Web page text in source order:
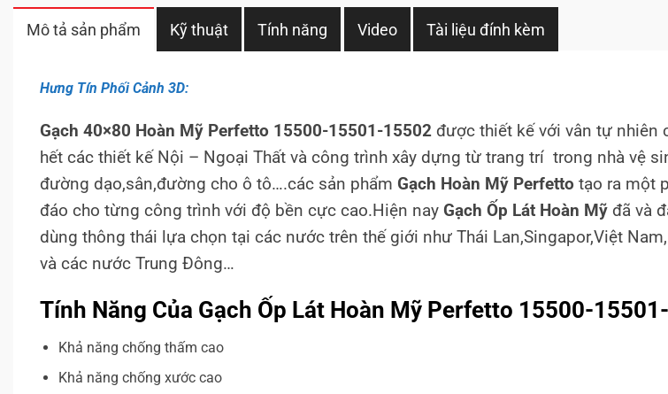
Mô tả sản phẩm Kỹ thuật Tính năng Video Tài liệu đính kèm
Hưng Tín Phối Cảnh 3D:
Gạch 40×80 Hoàn Mỹ Perfetto 15500-15501-15502 được thiết kế với vân tự nhiên
hết các thiết kế Nội – Ngoại Thất và công trình xây dựng từ trang trí trong nhà vệ
đường dạo,sân,đường cho ô tô….các sản phẩm Gạch Hoàn Mỹ Perfetto tạo ra một
đáo cho từng công trình với độ bền cực cao.Hiện nay Gạch Ốp Lát Hoàn Mỹ đã và
dùng thông thái lựa chọn tại các nước trên thế giới như Thái Lan,Singapor,Việt
và các nước Trung Đông…
Tính Năng Của Gạch Ốp Lát Hoàn Mỹ Perfetto 15500-
Khả năng chống thấm cao
Khả năng chống xước cao